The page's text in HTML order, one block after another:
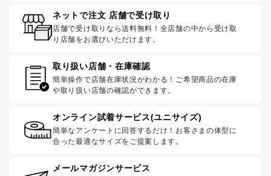
ネットで注文 店舗で受け取り
店舗で受け取りなら送料無料！全店舗の中から受け取
り店舗をお選びいただけます。
取り扱い店舗・在庫確認
簡単操作で店舗在庫状況がわかる！ご希望商品の在庫
や取り扱い店舗の確認ができます。
オンライン試着サービス(ユニサイズ)
簡単なアンケートに回答するだけ！お客さまの体型に
合った最適なサイズをご提案します。
メールマガジンサービス